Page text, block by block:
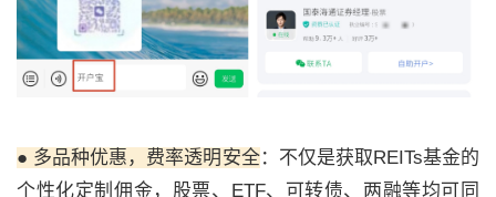
● 多品种优惠，费率透明安全：不仅是获取REITs基金的
个性化定制佣金，股票、ETF、可转债、两融等均可同